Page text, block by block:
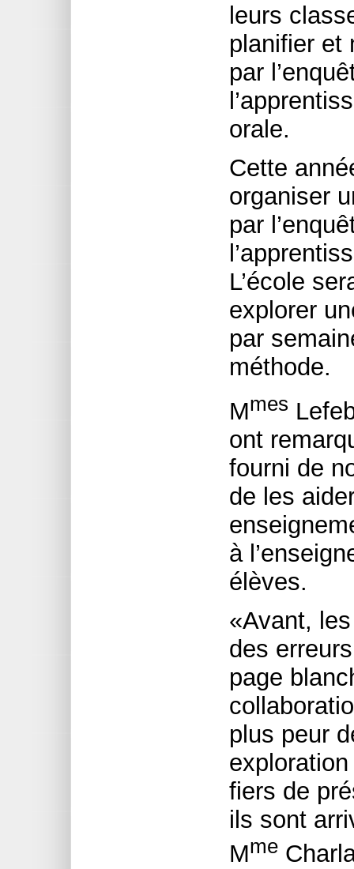
leurs
planifier et
par
orale.
Cette
organiser
par
L’école
explorer
par
méthode.
Mmes
ont
fourni de
de les
à
élèves.
«Avant,
des
page
plus peur
fiers de
ils sont
Mme